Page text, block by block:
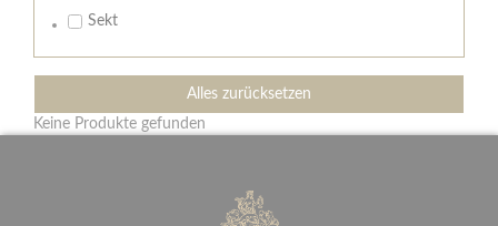
Sekt
Alles zurücksetzen
Keine Produkte gefunden